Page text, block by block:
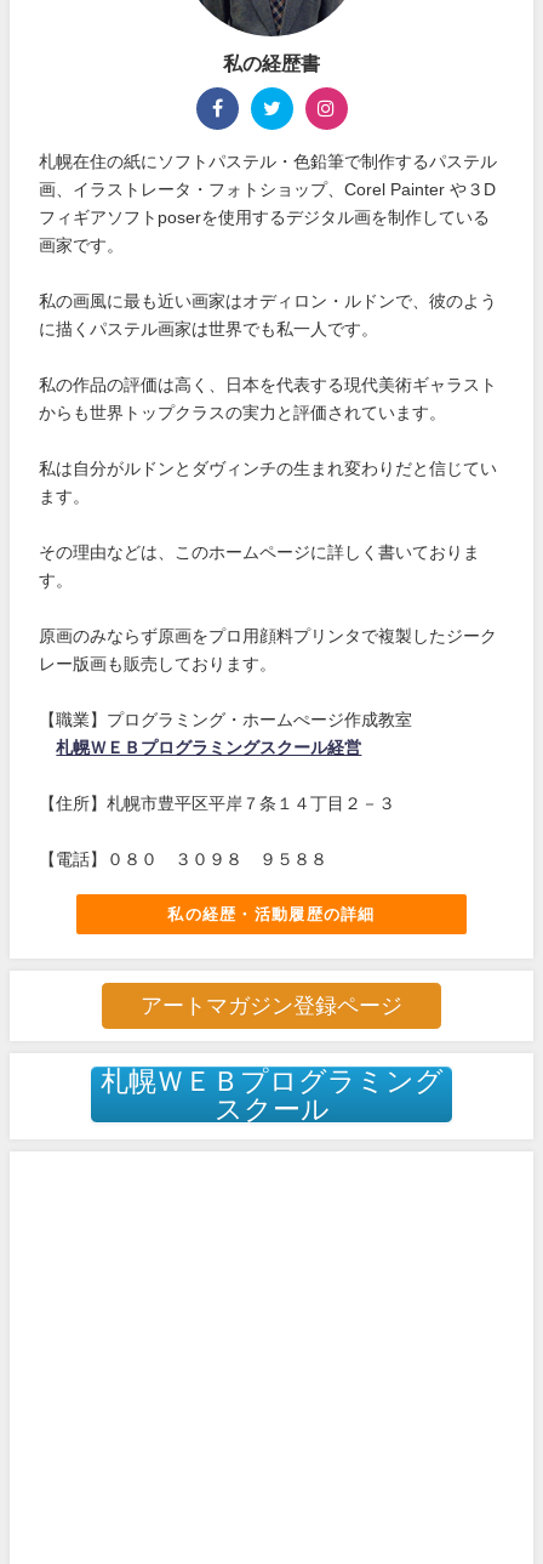
私の経歴書
札幌在住の紙にソフトパステル・色鉛筆で制作するパステル
画、イラストレータ・フォトショップ、Corel Painter や３D
フィギアソフトposerを使用するデジタル画を制作している
画家です。
私の画風に最も近い画家はオディロン・ルドンで、彼のよう
に描くパステル画家は世界でも私一人です。
私の作品の評価は高く、日本を代表する現代美術ギャラスト
からも世界トップクラスの実力と評価されています。
私は自分がルドンとダヴィンチの生まれ変わりだと信じてい
ます。
その理由などは、このホームページに詳しく書いておりま
す。
原画のみならず原画をプロ用顔料プリンタで複製したジーク
レー版画も販売しております。
【職業】プログラミング・ホームぺージ作成教室
札幌ＷＥＢプログラミングスクール経営
【住所】札幌市豊平区平岸７条１４丁目２－３
【電話】０８０ ３０９８ ９５８８
私の経歴・活動履歴の詳細
アートマガジン登録ページ
札幌ＷＥＢプログラミング
スクール